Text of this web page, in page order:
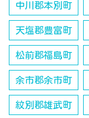
中川郡本別町
天塩郡豊富町
松前郡福島町
余市郡余市町
紋別郡雄武町